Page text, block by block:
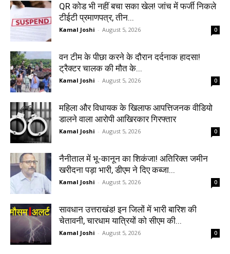
QR कोड भी नहीं बचा सका खेल! जांच में फर्जी निकले
टीईटी प्रमाणपत्र, तीन...
Kamal Joshi - August 5, 2026 0
वन टीम के पीछा करने के दौरान दर्दनाक हादसा!
ट्रैक्टर चालक की मौत के...
Kamal Joshi - August 5, 2026 0
महिला और विधायक के खिलाफ आपत्तिजनक वीडियो
डालने वाला आरोपी आखिरकार गिरफ्तार
Kamal Joshi - August 5, 2026 0
नैनीताल में भू-कानून का शिकंजा! अतिरिक्त जमीन
खरीदना पड़ा भारी, डीएम ने दिए कब्जा...
Kamal Joshi - August 5, 2026 0
सावधान उत्तराखंड! इन जिलों में भारी बारिश की
चेतावनी, चारधाम यात्रियों को सीएम की...
Kamal Joshi - August 5, 2026 0